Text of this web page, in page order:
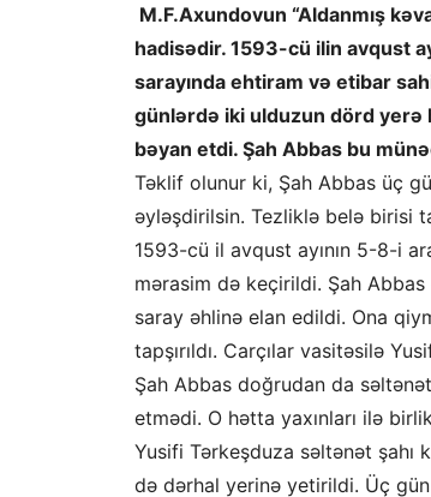
M.F.Axundovun “Aldanmış
hadisədir. 1593-cü ilin avqust
sarayında ehtiram və etibar
günlərdə iki ulduzun dörd yerə
bəyan etdi. Şah Abbas bu
Təklif olunur ki, Şah Abbas üç
əyləşdirilsin. Tezliklə belə birisi
1593-cü il avqust ayının 5-8-i
mərasim də keçirildi. Şah Abbas
saray əhlinə elan edildi. Ona
tapşırıldı. Carçılar vasitəsilə
Şah Abbas doğrudan da
etmədi. O hətta yaxınları ilə
Yusifi Tərkeşduza səltənət
də dərhal yerinə yetirildi. Üç